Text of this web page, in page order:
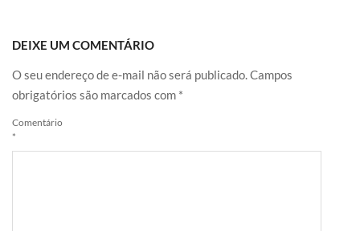
DEIXE UM COMENTÁRIO
O seu endereço de e-mail não será publicado.Campos
obrigatórios são marcados com *
Comentário
*